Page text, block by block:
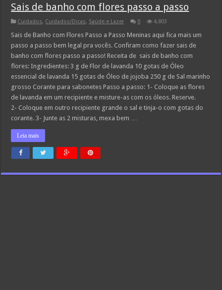
Sais de banho com flores passo a passo
Cuidados, Cuidados/Dicas, Saúde e Lazer 0 4,803
Sais de Banho com Flores Passo a Passo Meninas aqui fica mais um
passo a passo bem legal pra vocês. Confiram como fazer sais de
banho com flores passo a passo! Receita de sais de banho com
flores: Ingredientes: 3 g de Flor de lavanda 10 gotas de Óleo
essencial de lavanda 15 gotas de Óleo de jojoba 250 g de Sal marinho
grosso Corante para sabonetes Passo a passo: 1- Coloque as flores
de lavanda em um recipiente e misture-as com os óleos. Reserve.
2- Coloque em outro recipiente grande o sal e tinja-o com gotas do
corante. 3- Junte as 2 misturas, mexa bem …
Leia mais